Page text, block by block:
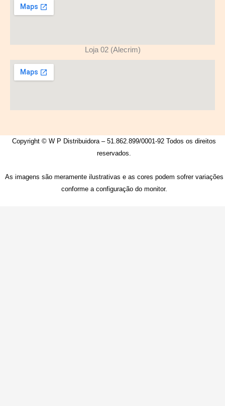
Loja 02 (Alecrim)
Copyright © W P Distribuidora – 51.862.899/0001-92 Todos os direitos
reservados.
As imagens são meramente ilustrativas e as cores podem sofrer variações
conforme a configuração do monitor.